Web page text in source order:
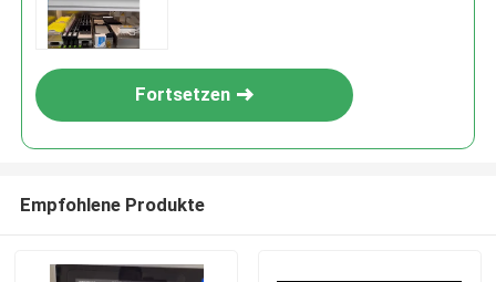
Fortsetzen
Empfohlene Produkte